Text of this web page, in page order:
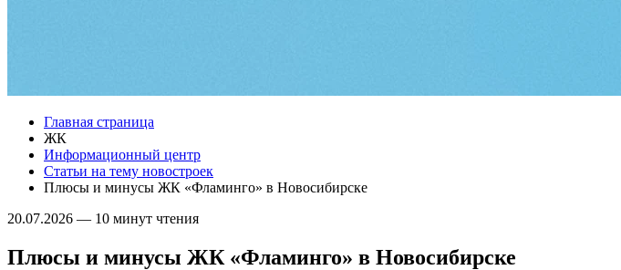
Главная страница
ЖК
Информационный центр
Статьи на тему новостроек
Плюсы и минусы ЖК «Фламинго» в Новосибирске
20.07.2026 — 10 минут чтения
Плюсы и минусы ЖК «Фламинго» в Новосибирске